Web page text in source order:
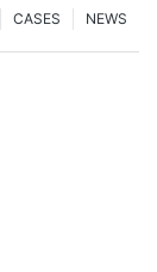
NEWS
CASES